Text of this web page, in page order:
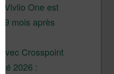
Vivlio One est
9 mois après
avec Crosspoint
2026 :